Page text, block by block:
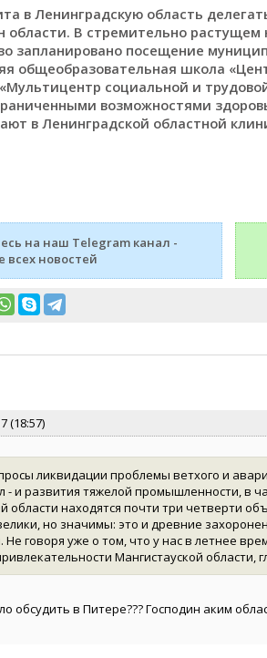
в Ленинградскую область
области. В стремительно
запланировано посещение
общеобразовательная школа
социальной и
возможностями
в Ленинградской областной
на наш Telegram канал -
всех новостей
(18:57)
ликвидации проблемы ветхого и
- и развития тяжелой промышленности, в
области находятся почти три четверти
но значимы: это и древние
Не говоря уже о том, что у нас в летнее
Мангистауской области,
обсудить в Питере??? Господин аким